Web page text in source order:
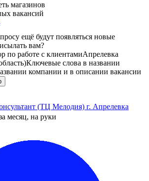
магазинов
вакансий
ещё будут появляться новые
вам?
по работе с клиентамиАпрелевка
Ключевые слова в названии
компании и в описании вакансии
(ТЦ Мелодия) г. Апрелевка
месяц, на руки